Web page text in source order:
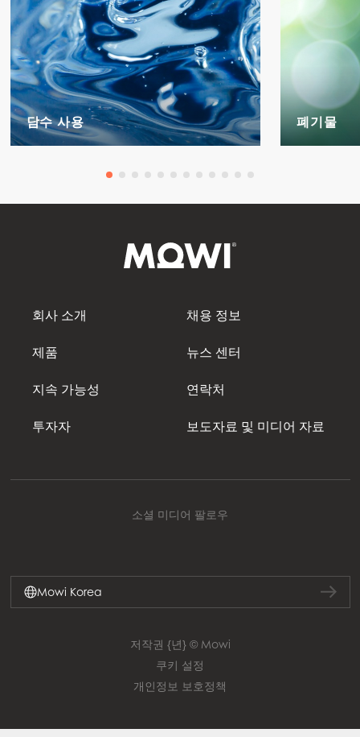
담수 사용 폐기물
회사 소개
제품
지속 가능성
투자자
채용 정보
뉴스 센터
연락처
보도자료 및 미디어 자료
소셜 미디어 팔로우
Mowi Korea
저작권 {년} © Mowi
쿠키 설정
개인정보 보호정책